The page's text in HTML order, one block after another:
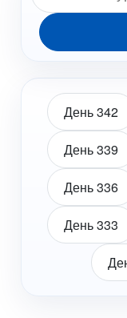
День 342
День 339
День 336
День 333